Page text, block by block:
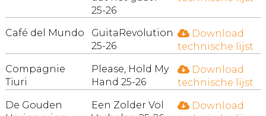
25-26
Café del Mundo
GuitaRevolution
25-26
Download
technische lijst
Compagnie
Tiuri
Please, Hold My
Hand 25-26
Download
technische lijst
De Gouden
Een Zolder Vol
Download